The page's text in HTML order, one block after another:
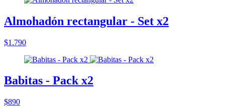
Almohadón rectangular - Set x2
$1.790
Babitas - Pack x2
$890